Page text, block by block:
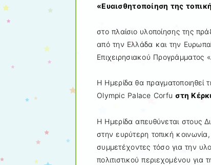
«Ευαισθητοποίηση της
στο πλαίσιο υλοποίησης της
από την Ελλάδα και την
Επιχειρησιακού Προγράμματος
Η Ημερίδα θα πραγματοποιηθεί
Olympic Palace Corfu στη
Η Ημερίδα απευθύνεται στους
στην ευρύτερη τοπική
συμμετέχοντες τόσο για την
πολιτιστικού περιεχομένου